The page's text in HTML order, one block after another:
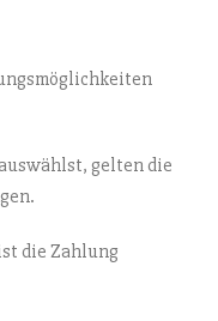
gelten die
die Zahlung